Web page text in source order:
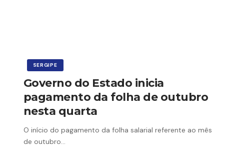
SERGIPE
Governo do Estado inicia
pagamento da folha de outubro
nesta quarta
O início do pagamento da folha salarial referente ao mês
de outubro…